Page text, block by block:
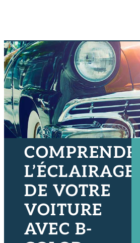
COMPRENDRE
L’ÉCLAIRAGE
DE VOTRE
VOITURE
AVEC B-